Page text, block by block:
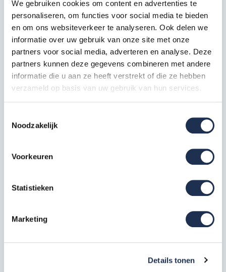
We gebruiken cookies om content en advertenties te
personaliseren, om functies voor social media te bieden
en om ons websiteverkeer te analyseren. Ook delen we
informatie over uw gebruik van onze site met onze
partners voor social media, adverteren en analyse. Deze
partners kunnen deze gegevens combineren met andere
informatie die u aan ze heeft verstrekt of die ze hebben
verzameld op basis van uw gebruik van hun services.
Noodzakelijk
Voorkeuren
Statistieken
Marketing
Details tonen
Artikelcode: 40212
1x
Kantplankset aluminium
135x250
Artikelcode: 40236
4x
Wiel nylon + stalen spindel 20
cm
Artikelcode: 40209
Extra informatie
verbindingspen, waardoor deze nog makkelijker is in de
Gemaakt van licht gewicht aluminium waardoor de
Deze steiger is gekeurd en voorzien van een TÜV